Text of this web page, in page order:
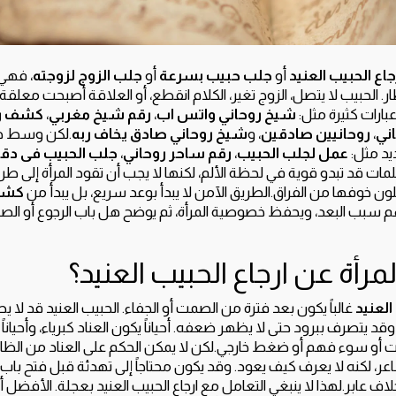
الحبيب العنيد أو جلب حبيب بسرعة أو جلب الزوج لزوجته،
الحبيب لا يتصل، الزوج تغير، الكلام انقطع، أو العلاقة أصبحت
كثيرة مثل: شيخ روحاني واتس اب، رقم شيخ مغربي، كشف
، روحانيين صادقين، وشيخ روحاني صادق يخاف ربه.لكن وسط
مثل: عمل لجلب الحبيب، رقم ساحر روحاني، جلب الحبيب فى
قد تبدو قوية في لحظة الألم، لكنها لا يجب أن تقود المرأة
خوفها من الفراق.الطريق الآمن لا يبدأ بوعد سريع، بل يبدأ من
سبب البعد، ويحفظ خصوصية المرأة، ثم يوضح هل باب الرجوع أو
عن ارجاع الحبيب العنيد؟
غالباً يكون بعد فترة من الصمت أو الجفاء. الحبيب العنيد قد
يتصرف ببرود حتى لا يظهر ضعفه. أحياناً يكون العناد كبرياء،
أو سوء فهم أو ضغط خارجي.لكن لا يمكن الحكم على العناد من
لكنه لا يعرف كيف يعود. وقد يكون محتاجاً إلى تهدئة قبل فتح
عابر.لهذا لا ينبغي التعامل مع ارجاع الحبيب العنيد بعجلة. الأفضل